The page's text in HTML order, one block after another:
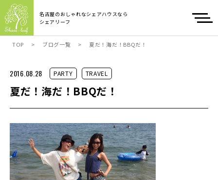
名古屋のおしゃれなシェアハウスなら
シェアリーフ
TOP > ブログ一覧 > 夏だ！海だ！BBQだ！
2016.08.28 PARTY TRAVEL
夏だ！海だ！BBQだ！